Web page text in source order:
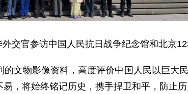
交官参访中国人民抗日战争纪念馆和北京
文物影像资料，高度评价中国人民以巨大
，将始终铭记历史，携手捍卫和平，防止历